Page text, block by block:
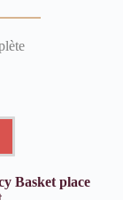
Basket place